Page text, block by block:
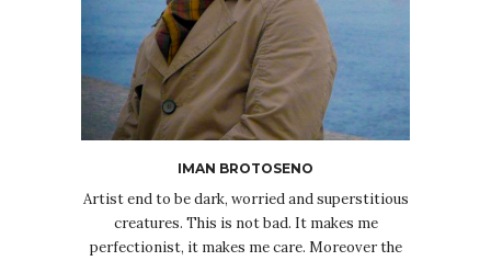
IMAN BROTOSENO
Artist end to be dark, worried and superstitious
creatures. This is not bad. It makes me
perfectionist, it makes me care. Moreover the